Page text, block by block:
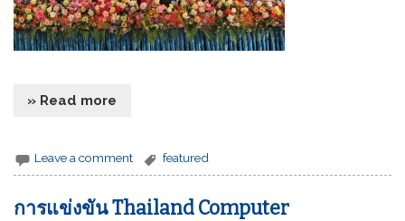
» Read more
Leave a comment featured
การแข่งขัน Thailand Computer